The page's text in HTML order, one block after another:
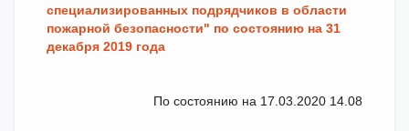
специализированных подрядчиков в области
пожарной безопасности" по состоянию на 31
декабря 2019 года
По состоянию на 17.03.2020 14.08